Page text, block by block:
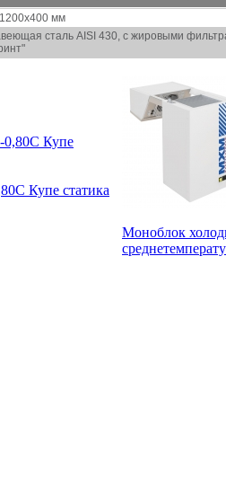
мм
сталь AISI 430, с жировыми
Купе статика
Моноблок